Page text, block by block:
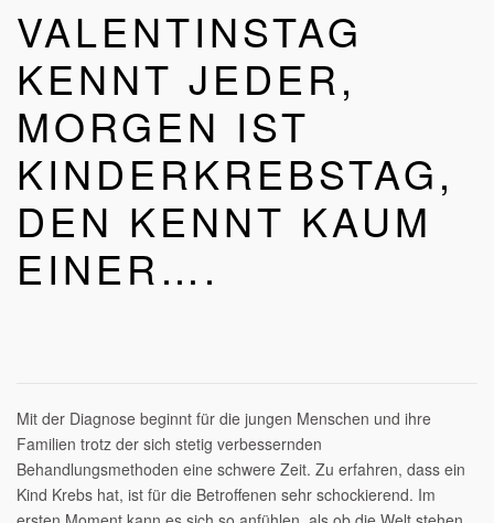
VALENTINSTAG
KENNT JEDER,
MORGEN IST
KINDERKREBSTAG,
DEN KENNT KAUM
EINER….
Mit der Diagnose beginnt für die jungen Menschen und ihre
Familien trotz der sich stetig verbessernden
Behandlungsmethoden eine schwere Zeit. Zu erfahren, dass ein
Kind Krebs hat, ist für die Betroffenen sehr schockierend. Im